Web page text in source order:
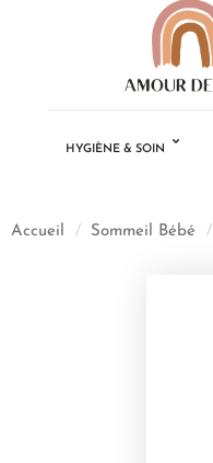
HYGIÈNE & SOIN
Accueil / Sommeil Bébé /